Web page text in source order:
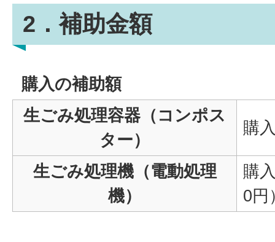
2．補助金額
購入の補助額
生ごみ処理容器（コンポス
ター）
購
生ごみ処理機（電動処理
機）
購
0円